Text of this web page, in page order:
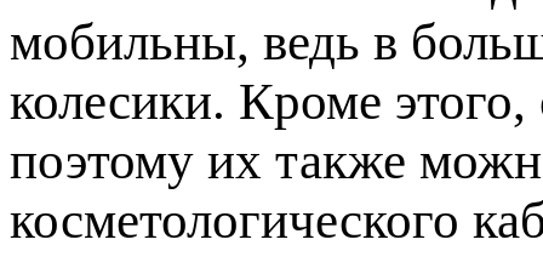
мобильны, ведь в
колесики. Кроме
поэтому их также
косметологического